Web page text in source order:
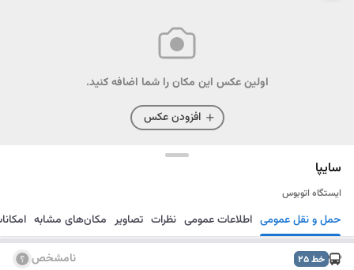
اولین عکس این مکان را شما اضافه کنید.
افزودن عکس
سایپا
ایستگاه اتوبوس
مسیریابی ذخیره ارسال حمل و نقل عمومی اطلاعات عمومی نظرات تصاویر مکان‌های مشابه
خط25 نامشخص